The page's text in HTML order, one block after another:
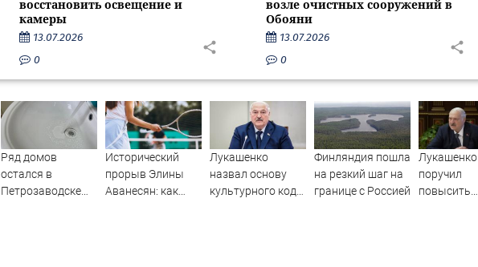
восстановить освещение и
камеры
13.07.2026
0
возле очистных сооружений в
Обояни
13.07.2026
0
Ряд домов
остался в
Петрозаводске
Исторический
прорыв Элины
Аванесян: как
Лукашенко
назвал основу
культурного кода
Финляндия пошла
на резкий шаг на
границе с Россией
Лукашенко
поручил
повысить